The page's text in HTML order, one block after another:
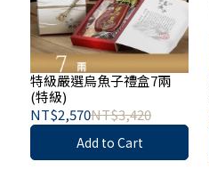
特級嚴選烏魚子禮盒7兩
(特級)
NT$2,570NT$3,420
Add to Cart